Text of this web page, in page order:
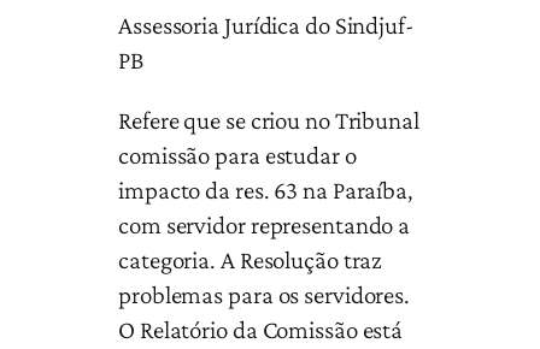
Assessoria Jurídica do Sindjuf-
PB
Refere que se criou no Tribunal
comissão para estudar o
impacto da res. 63 na Paraíba,
com servidor representando a
categoria. A Resolução traz
problemas para os servidores.
O Relatório da Comissão está